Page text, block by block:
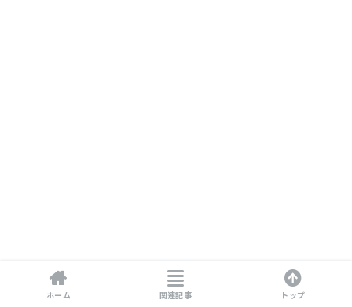
ホーム 関連記事 トップ